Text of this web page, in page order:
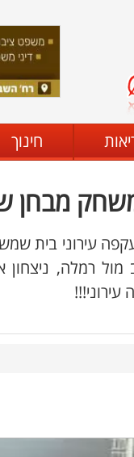
חינוך
מבחן
ניצחון מוחץ על מכבי חורה
רמלה,